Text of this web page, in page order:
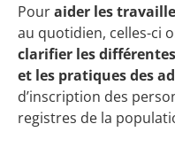
Pouraider les
au quotidien, celles-ci
clarifier les
et les pratiques des
d’inscription des
registres de la